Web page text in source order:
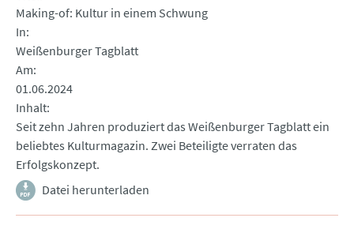
Making-of: Kultur in einem Schwung
In
Weißenburger Tagblatt
Am
01.06.2024
Inhalt
Seit zehn Jahren produziert das Weißenburger Tagblatt ein
beliebtes Kulturmagazin. Zwei Beteiligte verraten das
Erfolgskonzept.
Datei herunterladen